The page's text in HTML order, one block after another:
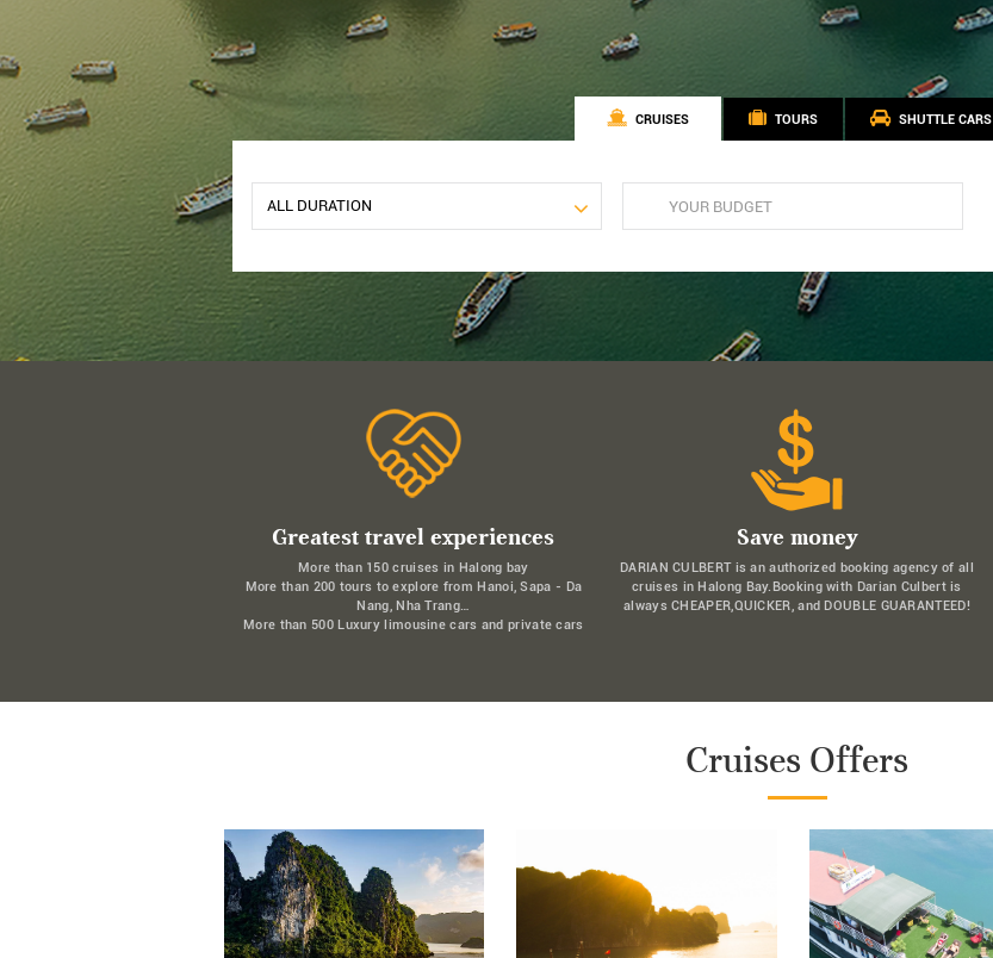
CRUISES TOURS SHUTTLE CARS
Greatest travel experiences
More than 150 cruises in Halong bay
More than 200 tours to explore from Hanoi, Sapa - Da
Nang, Nha Trang…
More than 500 Luxury limousine cars and private cars
Save money
DARIAN CULBERT is an authorized booking agency of all
cruises in Halong Bay.Booking with Darian Culbert is
always CHEAPER,QUICKER, and DOUBLE GUARANTEED!
Cruises Offers